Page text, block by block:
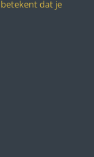
betekent dat je